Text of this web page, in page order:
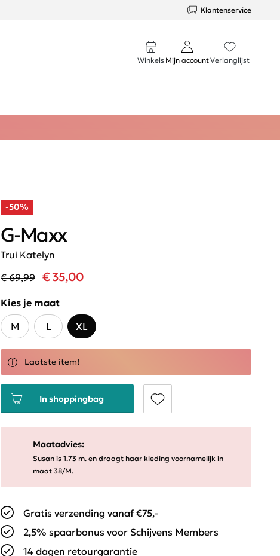
Klantenservice
Winkels Mijn accountVerlanglijst
-50%
Trui Katelyn
G-Maxx
€ 69,99 € 35,00
Kies je maat
M
L XL
Laatste item!
In shoppingbag
Maatadvies:
Susan is 1.73 m. en draagt haar kleding voornamelijk in
maat 38/M.
Gratis verzending vanaf €75,-
2,5% spaarbonus voor Schijvens Members
14 dagen retourgarantie